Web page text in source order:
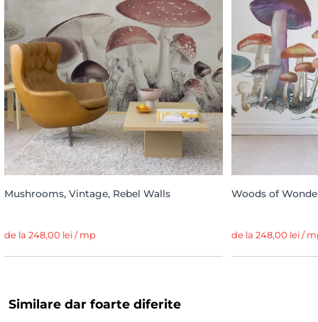
Mushrooms, Vintage, Rebel Walls
de la 248,00 lei / mp
Woods of
de la 248,00 lei /
Similare dar foarte diferite